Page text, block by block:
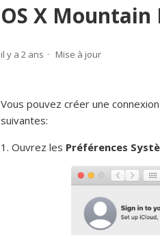
OS X Mountain
il y a 2 ans Mise à jour
Vous pouvez créer une
suivantes:
1. Ouvrez les Préférences